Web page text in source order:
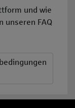
und wie
unseren FAQ